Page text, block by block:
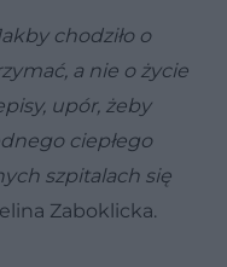
chodziło o
a nie o życie
upór, żeby
ciepłego
szpitalach się
Zaboklicka.